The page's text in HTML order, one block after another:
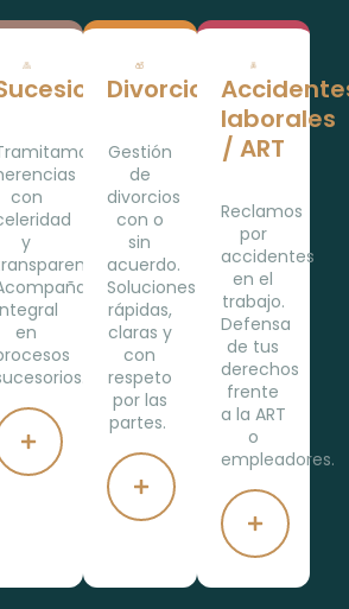
con
y
en
Divorcios
Gestión
de
divorcios
con o
sin
acuerdo.
Soluciones
rápidas,
claras y
con
respeto
por las
partes.
laborales
/ ART
Reclamos
por
accidentes
en el
trabajo.
Defensa
de tus
derechos
frente
a la ART
o
empleadores.